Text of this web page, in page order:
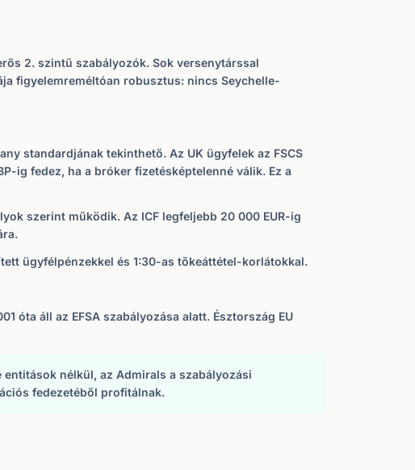
2. szintű szabályozók. Sok versenytárssal
figyelemreméltóan robusztus: nincs Seychelle-
standardjának tekinthető. Az UK ügyfelek az FSCS
ig fedez, ha a bróker fizetésképtelenné válik. Ez a
szerint működik. Az ICF legfeljebb 20 000 EUR-ig
ügyfélpénzekkel és 1:30-as tőkeáttétel-korlátokkal.
óta áll az EFSA szabályozása alatt. Észtország EU
entitások nélkül, az Admirals a szabályozási
fedezetéből profitálnak.